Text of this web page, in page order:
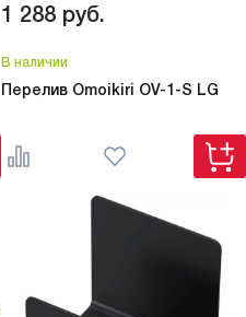
1 288 руб.
В наличии
Перелив Omoikiri OV-1-S LG